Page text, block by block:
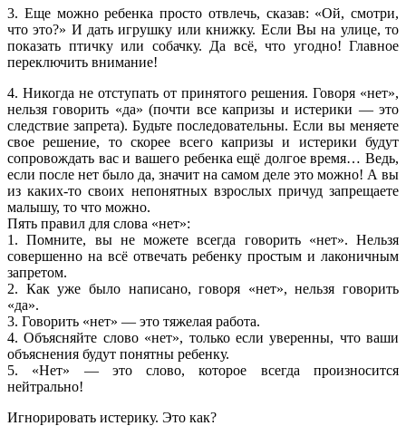
3. Еще можно ребенка просто отвлечь, сказав: «Ой, смотри,
что это?» И дать игрушку или книжку. Если Вы на улице, то
показать птичку или собачку. Да всё, что угодно! Главное
переключить внимание!
4. Никогда не отступать от принятого решения. Говоря «нет»,
нельзя говорить «да» (почти все капризы и истерики — это
следствие запрета). Будьте последовательны. Если вы меняете
свое решение, то скорее всего капризы и истерики будут
сопровождать вас и вашего ребенка ещё долгое время… Ведь,
если после нет было да, значит на самом деле это можно! А вы
из каких-то своих непонятных взрослых причуд запрещаете
малышу, то что можно.
Пять правил для слова «нет»:
1. Помните, вы не можете всегда говорить «нет». Нельзя
совершенно на всё отвечать ребенку простым и лаконичным
запретом.
2. Как уже было написано, говоря «нет», нельзя говорить
«да».
3. Говорить «нет» — это тяжелая работа.
4. Объясняйте слово «нет», только если уверенны, что ваши
объяснения будут понятны ребенку.
5. «Нет» — это слово, которое всегда произносится
нейтрально!
Игнорировать истерику. Это как?